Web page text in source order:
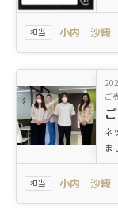
担当 小内 沙織
ご
ネ
ま
担当 小内 沙織